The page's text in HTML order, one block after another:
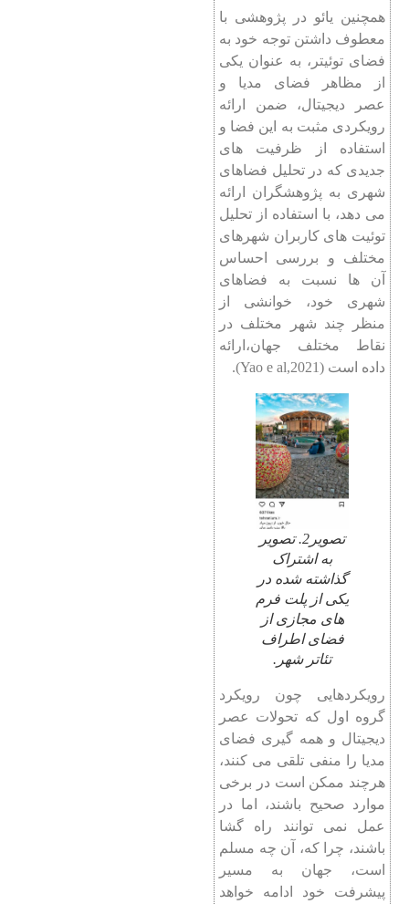
همچنین یائو در پژوهشی با
معطوف داشتن توجه خود به
فضای توئیتر، به عنوان یکی
از مظاهر فضای مدیا و
عصر دیجیتال، ضمن ارائه
رویکردی مثبت به این فضا و
استفاده از ظرفیت ‌های
جدیدی که در تحلیل فضاهای
شهری به پژوهشگران ارائه
می دهد، با استفاده از تحلیل
توئیت‌ های کاربران شهرهای
مختلف و بررسی احساس
آن ها نسبت به فضاهای
شهری خود، خوانشی از
منظر چند شهر مختلف در
نقاط مختلف جهان،ارائه
داده ‌است (Yao e al,2021).
تصویر2. تصویر
به اشتراک
گذاشته شده در
یکی از پلت فرم
های مجازی از
فضای اطراف
تئاتر شهر.
رویکردهایی چون رویکرد
گروه اول که تحولات عصر
دیجیتال و همه گیری فضای
مدیا را منفی تلقی می کنند،
هرچند ممکن است در برخی
موارد صحیح باشند، اما در
عمل نمی توانند راه گشا
باشند، چرا که، آن چه مسلم
است، جهان به مسیر
پیشرفت خود ادامه خواهد